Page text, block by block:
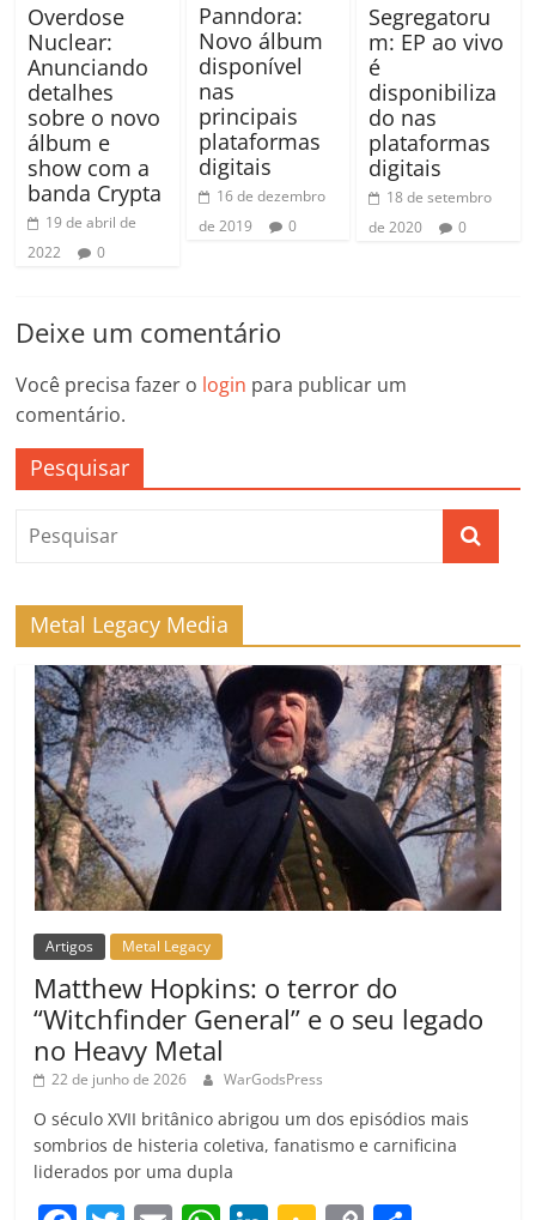
Overdose
Nuclear:
Anunciando
detalhes
sobre o novo
álbum e
show com a
banda Crypta
19 de abril de
2022
0
Panndora:
Novo álbum
disponível
nas
principais
plataformas
digitais
16 de dezembro
de 2019
0
Segregatoru
m: EP ao vivo
é
disponibiliza
do nas
plataformas
digitais
18 de setembro
de 2020
0
Deixe um comentário
Você precisa fazer o login para publicar um
comentário.
Pesquisar
Metal Legacy Media
Artigos Metal Legacy
Matthew Hopkins: o terror do
“Witchfinder General” e o seu legado
no Heavy Metal
22 de junho de 2026 WarGodsPress
O século XVII britânico abrigou um dos episódios mais
sombrios de histeria coletiva, fanatismo e carnificina
liderados por uma dupla